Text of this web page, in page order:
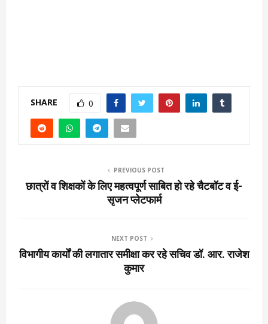
SHARE 0
PREVIOUS POST
छात्रों व शिक्षकों के लिए महत्वपूर्ण साबित हो रहे चैटबॉट व ई-
सृजन प्लेटफार्म
NEXT POST
विभागीय कार्यों की लगातार समीक्षा कर रहे सचिव डॉ. आर. राजेश
कुमार